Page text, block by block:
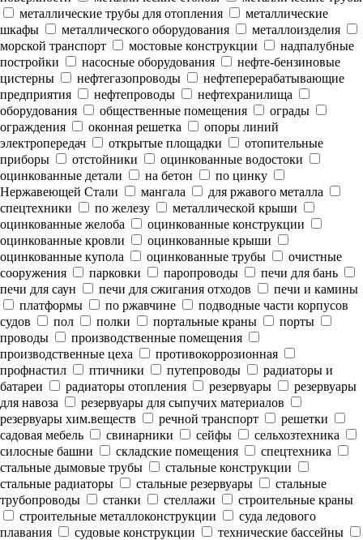
металлические трубы для отопления
металлические
шкафы
металлического оборудования
металлоизделия
морской транспорт
мостовые конструкции
надпалубные
постройки
насосные оборудования
нефте-бензиновые
цистерны
нефтегазопроводы
нефтеперерабатывающие
предприятия
нефтепроводы
нефтехранилища
оборудования
общественные помещения
ограды
ограждения
оконная решетка
опоры линий
электропередач
открытые площадки
отопительные
приборы
отстойники
оцинкованные водостоки
оцинкованные детали
на бетон
по цинку
Нержавеющей Стали
мангала
для ржавого металла
спецтехники
по железу
металлической крыши
оцинкованные желоба
оцинкованные конструкции
оцинкованные кровли
оцинкованные крыши
оцинкованные купола
оцинкованные трубы
очистные
сооружения
парковки паропроводы
печи для бань
печи для саун
печи для сжигания отходов
печи и камины
платформы
по ржавчине
подводные части корпусов
судов
пол полки портальные краны
порты
проводы
производственные помещения
производственные цеха
противокоррозионная
профнастил
птичники путепроводы
радиаторы и
батареи
радиаторы отопления резервуары
резервуары
для навоза
резервуары для сыпучих материалов
резервуары хим.веществ
речной транспорт
решетки
садовая мебель
свинарники сейфы
сельхозтехника
силосные башни
складские помещения
спецтехника
стальные дымовые трубы
стальные конструкции
стальные радиаторы
стальные резервуары
стальные
трубопроводы
станки стеллажи
строительные краны
строительные металлоконструкции
суда ледового
плавания
судовые конструкции
технические бассейны